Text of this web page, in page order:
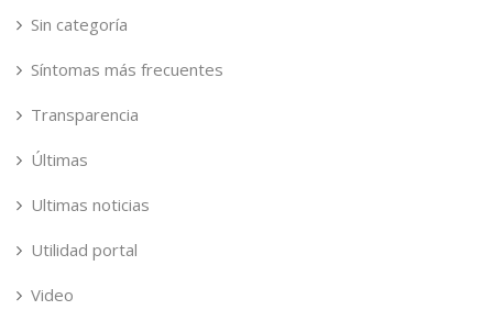
Sin categoría
Síntomas más frecuentes
Transparencia
Últimas
Ultimas noticias
Utilidad portal
Video